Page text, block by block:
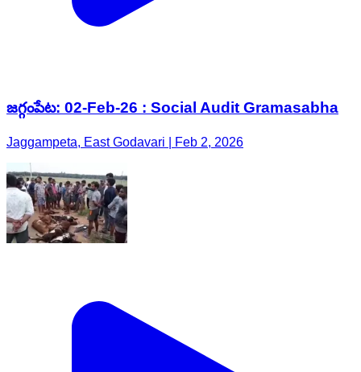
జగ్గంపేట: 02-Feb-26 : Social Audit Gramasabha
Jaggampeta, East Godavari | Feb 2, 2026